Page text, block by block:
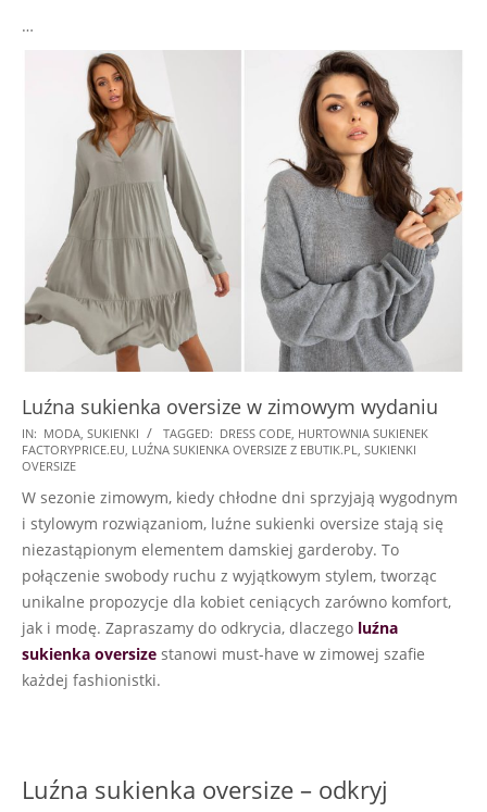
…
Luźna sukienka oversize w zimowym wydaniu
2024-
01-
IN: MODA SUKIENKI TAGGED: DRESS CODE HURTOWNIA SUKIENEK
FACTORYPRICE.EU LUŹNA SUKIENKA OVERSIZE Z EBUTIK.PL
SUKIENKI
OVERSIZE
W sezonie zimowym, kiedy chłodne dni sprzyjają wygodnym
i stylowym rozwiązaniom, luźne sukienki oversize stają się
niezastąpionym elementem damskiej garderoby. To
połączenie swobody ruchu z wyjątkowym stylem, tworząc
unikalne propozycje dla kobiet ceniących zarówno komfort,
jak i modę. Zapraszamy do odkrycia, dlaczego luźna
sukienka oversize stanowi must-have w zimowej szafie
każdej fashionistki.
Luźna sukienka oversize – odkryj